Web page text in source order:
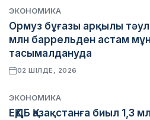
ЭКОНОМИКА
Ормуз бұғазы арқылы
млн баррельден астам
тасымалдануда
02 ШІЛДЕ, 2026
ЭКОНОМИКА
ЕҚДБ Қазақстанға биыл 1,3